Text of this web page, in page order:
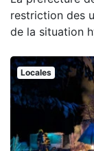
restriction des
de la situation
Locales